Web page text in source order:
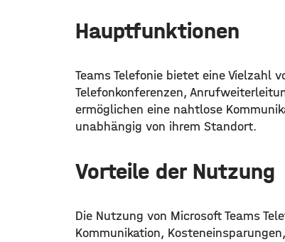
Hauptfunktionen
Teams Telefonie bietet eine Vielzahl
Telefonkonferenzen,
ermöglichen eine nahtlose
unabhängig von ihrem Standort.
Vorteile der Nutzung
Die Nutzung von Microsoft Teams
Kommunikation,